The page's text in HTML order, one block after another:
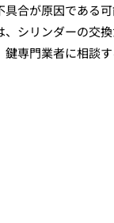
合が原因である
シリンダーの交
専門業者に相談す